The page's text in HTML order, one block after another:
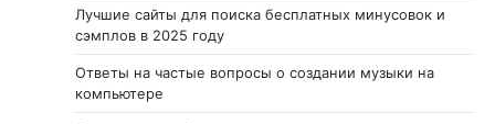
Лучшие сайты для поиска бесплатных минусовок и
сэмплов в 2025 году
Ответы на частые вопросы о создании музыки на
компьютере